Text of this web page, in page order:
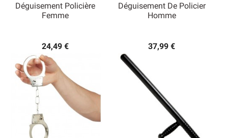
Déguisement Policière
Femme
24,49 €
Déguisement De Policier
Homme
37,99 €